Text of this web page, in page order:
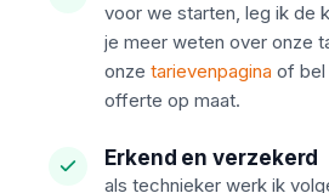
voor we starten, leg ik de
je meer weten over onze
onze tarievenpagina of bel
offerte op maat.
Erkend en verzekerd
als technieker werk ik